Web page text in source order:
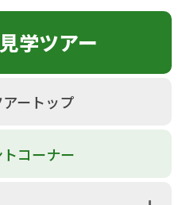
学ツアー
ートップ
コーナー